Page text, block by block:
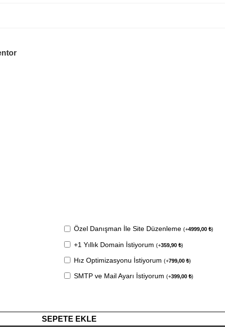
Özel Danışman İle Site Düzenleme(+4999,00₺)
+1 Yıllık Domain İstiyorum(+359,90₺)
Hız Optimizasyonu İstiyorum(+799,00₺)
SMTP ve Mail Ayarı İstiyorum(+399,00₺)
SEPETE EKLE